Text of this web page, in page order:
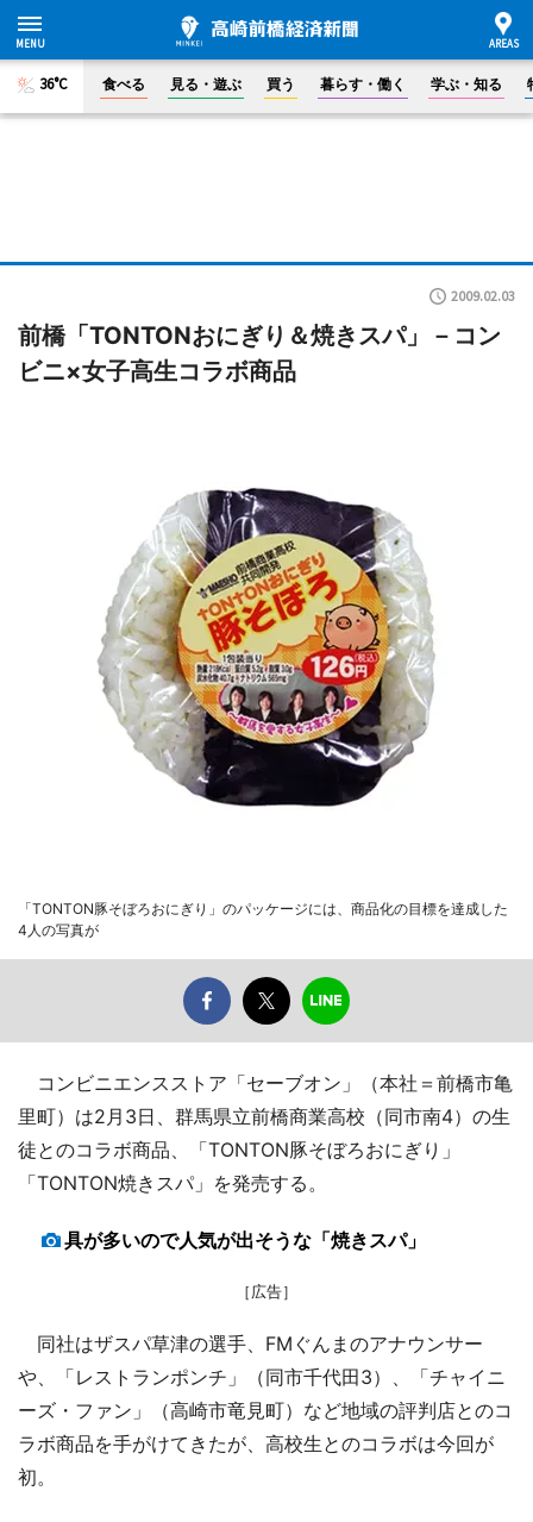
36°C 食べる 見る・遊ぶ 買う 暮らす・働く 学ぶ・知る
2009.02.03
前橋「TONTONおにぎり＆焼きスパ」－コン
ビニ×女子高生コラボ商品
「TONTON豚そぼろおにぎり」のパッケージには、商品化の目標を達成した
4人の写真が
コンビニエンスストア「セーブオン」（本社＝前橋市亀
里町）は2月3日、群馬県立前橋商業高校（同市南4）の生
徒とのコラボ商品、「TONTON豚そぼろおにぎり」
「TONTON焼きスパ」を発売する。
具が多いので人気が出そうな「焼きスパ」
［広告］
同社はザスパ草津の選手、FMぐんまのアナウンサー
や、「レストランポンチ」（同市千代田3）、「チャイニ
ーズ・ファン」（高崎市竜見町）など地域の評判店とのコ
ラボ商品を手がけてきたが、高校生とのコラボは今回が
初。